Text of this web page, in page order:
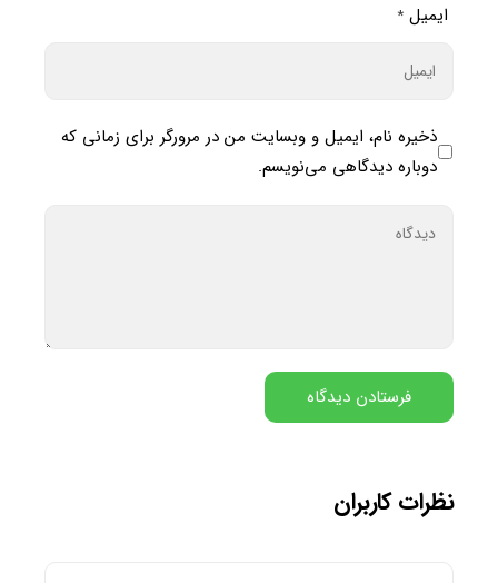
ایمیل *
ذخیره نام، ایمیل و وبسایت من در مرورگر برای زمانی که
دوباره دیدگاهی می‌نویسم.
نظرات کاربران